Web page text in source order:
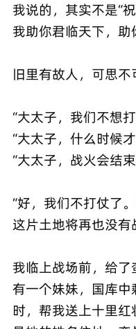
我说的，其实不是“祝
我助你君临天下，助
旧里有故人，可思不
“大太子，我们不想
“大太子，什么时候
“大太子，战火会结
“好，我们不打仗了
这片土地将再也没有
我临上战场前，给了
有一个妹妹，国库
时，帮我送上十里